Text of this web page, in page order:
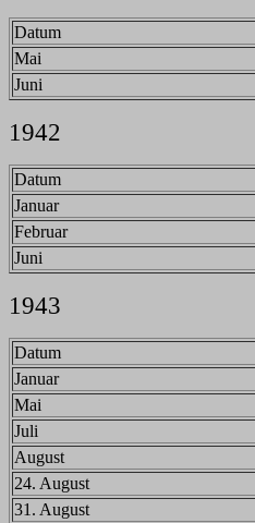
Datum
Mai
Juni
1942
Datum
Januar
Februar
Juni
1943
Datum
Januar
Mai
Juli
August
24. August
31. August